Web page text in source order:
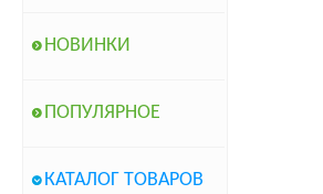
НОВИНКИ
ПОПУЛЯРНОЕ
КАТАЛОГ ТОВАРОВ